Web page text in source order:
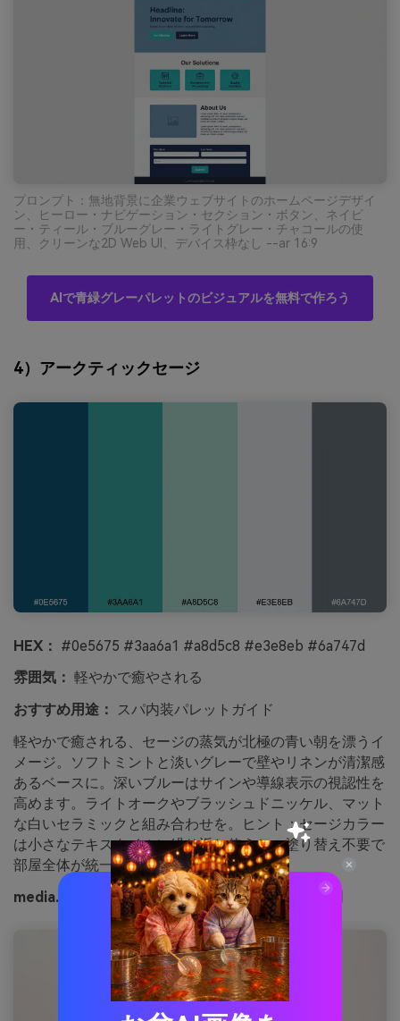
プロンプト：無地背景に企業ウェブサイトのホームページデザイ
ン、ヒーロー・ナビゲーション・セクション・ボタン、ネイビ
ー・ティール・ブルーグレー・ライトグレー・チャコールの使
用、クリーンな2D Web UI、デバイス枠なし --ar 16:9
AIで青緑グレーパレットのビジュアルを無料で作ろう
4）アークティックセージ
HEX： #0e5675 #3aa6a1 #a8d5c8 #e3e8eb #6a747d
雰囲気： 軽やかで癒やされる
おすすめ用途： スパ内装パレットガイド
軽やかで癒される、セージの蒸気が北極の青い朝を漂うイ
メージ。ソフトミントと淡いグレーで壁やリネンが清潔感
あるベースに。深いブルーはサインや導線表示の視認性を
高めます。ライトオークやブラッシュドニッケル、マット
な白いセラミックと組み合わせを。ヒント：セージカラー
は小さなテキスタイルに繰り返し使うと、塗り替え不要で
部屋全体が統一感ある空間に。
media.ioで生成したアークティックセージの画像例